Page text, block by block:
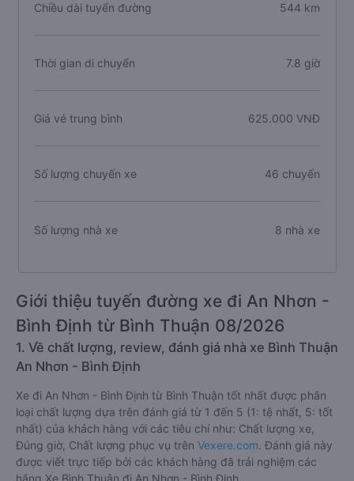
Chiều dài tuyến đường 544 km
Thời gian di chuyển 7.8 giờ
Giá vé trung bình 625.000 VNĐ
Số lượng chuyến xe 46 chuyến
Số lượng nhà xe 8 nhà xe
Giới thiệu tuyến đường xe đi An Nhơn -
Bình Định từ Bình Thuận 08/2026
1. Về chất lượng, review, đánh giá nhà xe Bình Thuận
An Nhơn - Bình Định
Xe đi An Nhơn - Bình Định từ Bình Thuận tốt nhất được phân
loại chất lượng dựa trên đánh giá từ 1 đến 5 (1: tệ nhất, 5: tốt
nhất) của khách hàng với các tiêu chí như: Chất lượng xe,
Đúng giờ, Chất lượng phục vụ trên Vexere.com. Đánh giá này
được viết trực tiếp bởi các khách hàng đã trải nghiệm các
hãng Xe Bình Thuận đi An Nhơn - Bình Định.